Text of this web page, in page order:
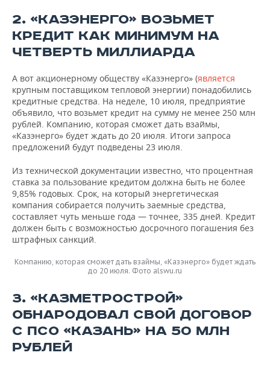
ВОДНЫЕ ВИДЫ СПОРТА
ХОККЕЙ С МЯЧОМ
ОБРАЗОВАНИЕ
ПРОИСШЕСТВИЯ
2. «КАЗЭНЕРГО» ВОЗЬМЕТ
КРЕДИТ КАК МИНИМУМ НА
ЧЕТВЕРТЬ МИЛЛИАРДА
А вот акционерному обществу «Казэнерго» (является
крупным поставщиком тепловой энергии) понадобились
кредитные средства. На неделе, 10 июля, предприятие
объявило, что возьмет кредит на сумму не менее 250 млн
рублей. Компанию, которая сможет дать взаймы,
«Казэнерго» будет ждать до 20 июля. Итоги запроса
предложений будут подведены 23 июля.
Из технической документации известно, что процентная
ставка за пользование кредитом должна быть не более
9,85% годовых. Срок, на который энергетическая
компания собирается получить заемные средства,
составляет чуть меньше года — точнее, 335 дней. Кредит
должен быть с возможностью досрочного погашения без
штрафных санкций.
Компанию, которая сможет дать взаймы, «Казэнерго» будет ждать
до 20 июля. Фото alswu.ru
3. «КАЗМЕТРОСТРОЙ»
ОБНАРОДОВАЛ СВОЙ ДОГОВОР
С ПСО «КАЗАНЬ» НА 50 МЛН
РУБЛЕЙ